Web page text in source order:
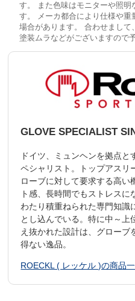
す。 また色味はモニターや照明
す。 メーカ都合により仕様や重
場合があります。 合わせまし
塗装ムラなどがございますので
GLOVE SPECIALIST
ドイツ、ミュンヘンを拠点
ペシャリスト。トップアスリ
ローブに対して要求する高い
ト感、長時間でもストレス
わたり積重ねられた専門知識
とし込んでいる。特に中～上
え抜かれた設計は、グローブ
得ない逸品。
ROECKL ( レッケル )の商品